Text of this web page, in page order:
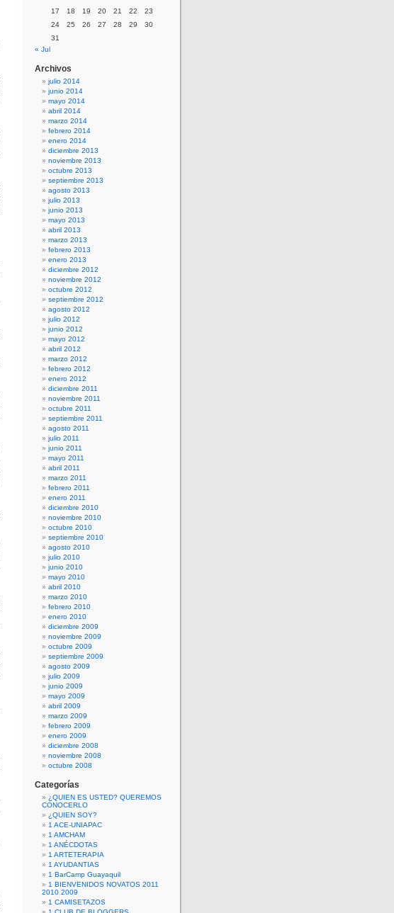
17
18 19 20 21 22
23
24
25 26 27 28 29
30
31
« Jul
Archivos
julio 2014
junio 2014
mayo 2014
abril 2014
marzo 2014
febrero 2014
enero 2014
diciembre 2013
noviembre 2013
octubre 2013
septiembre 2013
agosto 2013
julio 2013
junio 2013
mayo 2013
abril 2013
marzo 2013
febrero 2013
enero 2013
diciembre 2012
noviembre 2012
octubre 2012
septiembre 2012
agosto 2012
julio 2012
junio 2012
mayo 2012
abril 2012
marzo 2012
febrero 2012
enero 2012
diciembre 2011
noviembre 2011
octubre 2011
septiembre 2011
agosto 2011
julio 2011
junio 2011
mayo 2011
abril 2011
marzo 2011
febrero 2011
enero 2011
diciembre 2010
noviembre 2010
octubre 2010
septiembre 2010
agosto 2010
julio 2010
junio 2010
mayo 2010
abril 2010
marzo 2010
febrero 2010
enero 2010
diciembre 2009
noviembre 2009
octubre 2009
septiembre 2009
agosto 2009
julio 2009
junio 2009
mayo 2009
abril 2009
marzo 2009
febrero 2009
enero 2009
diciembre 2008
noviembre 2008
octubre 2008
Categorías
¿QUIEN ES USTED? QUEREMOS
CONOCERLO
¿QUIEN SOY?
1 ACE-UNIAPAC
1 AMCHAM
1 ANÉCDOTAS
1 ARTETERAPIA
1 AYUDANTIAS
1 BarCamp Guayaquil
1 BIENVENIDOS NOVATOS 2011
2010 2009
1 CAMISETAZOS